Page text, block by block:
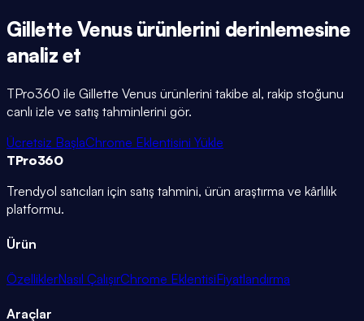
Gillette Venusürünlerini derinlemesine
analiz et
TPro360 ile Gillette Venus ürünlerini takibe al, rakip stoğunu
canlı izle ve satış tahminlerini gör.
Ücretsiz BaşlaChrome Eklentisini Yükle
TPro360
Trendyol satıcıları için satış tahmini, ürün araştırma ve kârlılık
platformu.
Ürün
ÖzelliklerNasıl ÇalışırChrome EklentisiFiyatlandırma
Araçlar